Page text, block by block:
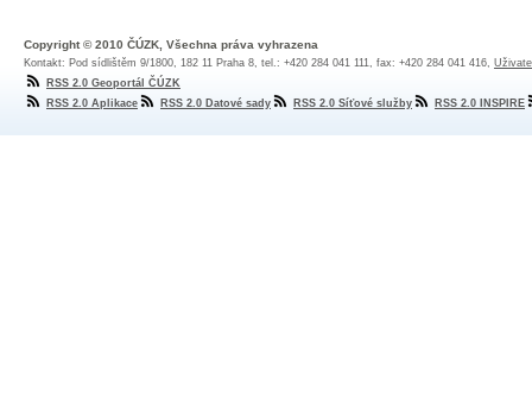
Copyright © 2010 ČÚZK, Všechna práva vyhrazena
Kontakt: Pod sídlištěm 9/1800, 182 11 Praha 8, tel.: +420 284 041 111, fax: +420 284 041 416,
RSS 2.0 Geoportál ČÚZK
RSS 2.0 Aplikace
RSS 2.0 Datové sady RSS 2.0 Síťové služby RSS 2.0 INSPIRE